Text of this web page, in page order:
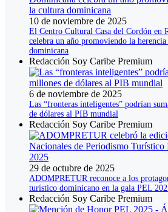
10 de noviembre de 2025
El Centro Cultural Casa del Cordón en
celebra un año promoviendo la
dominicana
Redacción Soy Caribe Premium
6 de noviembre de 2025
Las “fronteras inteligentes” podrían
de dólares al PIB mundial
Redacción Soy Caribe Premium
29 de octubre de 2025
ADOMPRETUR reconoce a los
turístico dominicano en la gala PEL
Redacción Soy Caribe Premium